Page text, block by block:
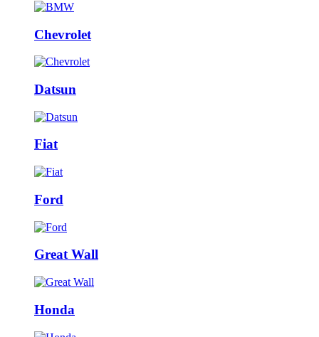
Chevrolet
Datsun
Fiat
Ford
Great Wall
Honda